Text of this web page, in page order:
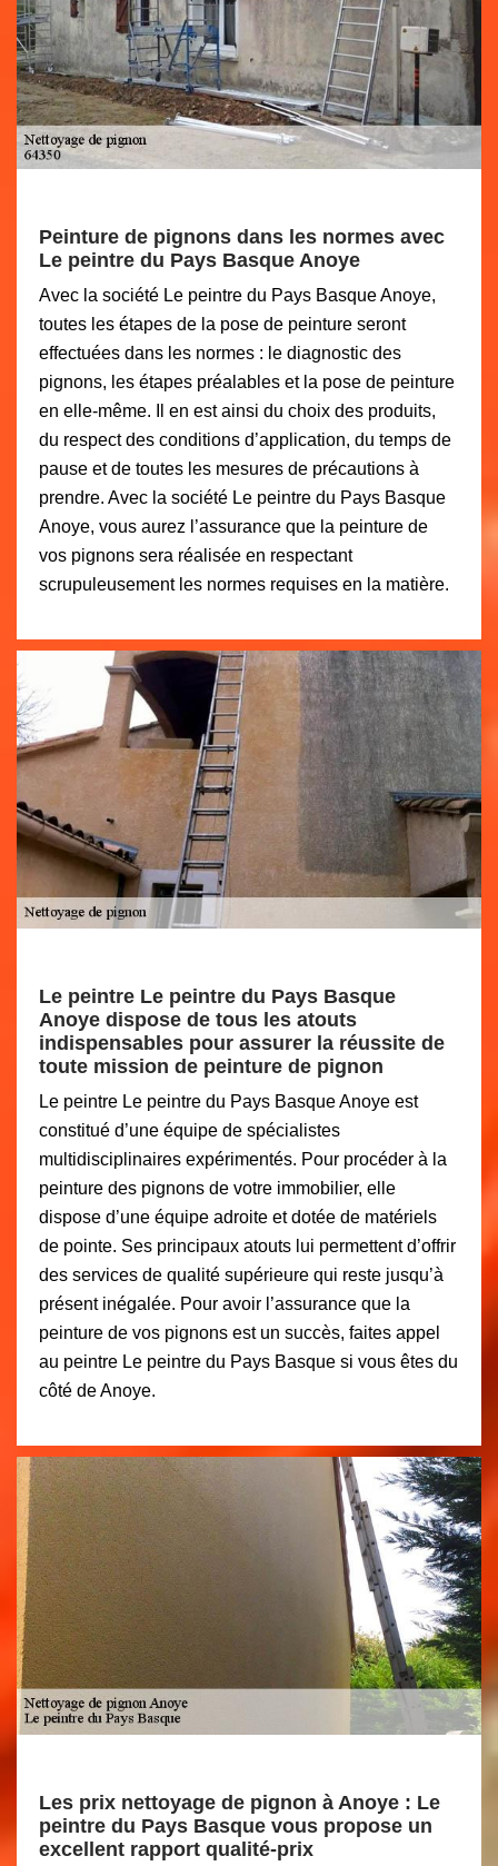
Peinture de pignons dans les normes avec
Le peintre du Pays Basque Anoye
Avec la société Le peintre du Pays Basque Anoye,
toutes les étapes de la pose de peinture seront
effectuées dans les normes : le diagnostic des
pignons, les étapes préalables et la pose de peinture
en elle-même. Il en est ainsi du choix des produits,
du respect des conditions d’application, du temps de
pause et de toutes les mesures de précautions à
prendre. Avec la société Le peintre du Pays Basque
Anoye, vous aurez l’assurance que la peinture de
vos pignons sera réalisée en respectant
scrupuleusement les normes requises en la matière.
Le peintre Le peintre du Pays Basque
Anoye dispose de tous les atouts
indispensables pour assurer la réussite de
toute mission de peinture de pignon
Le peintre Le peintre du Pays Basque Anoye est
constitué d’une équipe de spécialistes
multidisciplinaires expérimentés. Pour procéder à la
peinture des pignons de votre immobilier, elle
dispose d’une équipe adroite et dotée de matériels
de pointe. Ses principaux atouts lui permettent d’offrir
des services de qualité supérieure qui reste jusqu’à
présent inégalée. Pour avoir l’assurance que la
peinture de vos pignons est un succès, faites appel
au peintre Le peintre du Pays Basque si vous êtes du
côté de Anoye.
Les prix nettoyage de pignon à Anoye : Le
peintre du Pays Basque vous propose un
excellent rapport qualité-prix